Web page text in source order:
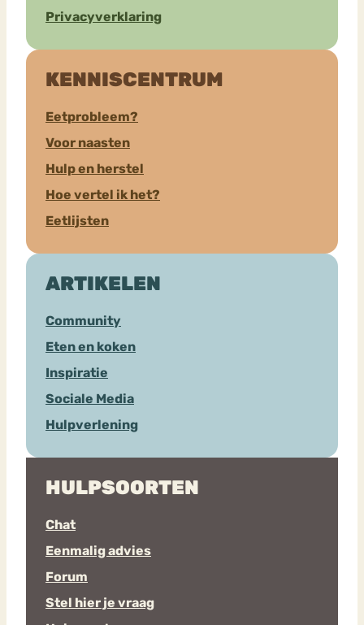
Privacyverklaring
KENNISCENTRUM
Eetprobleem?
Voor naasten
Hulp en herstel
Hoe vertel ik het?
Eetlijsten
ARTIKELEN
Community
Eten en koken
Inspiratie
Sociale Media
Hulpverlening
HULPSOORTEN
Chat
Eenmalig advies
Forum
Stel hier je vraag